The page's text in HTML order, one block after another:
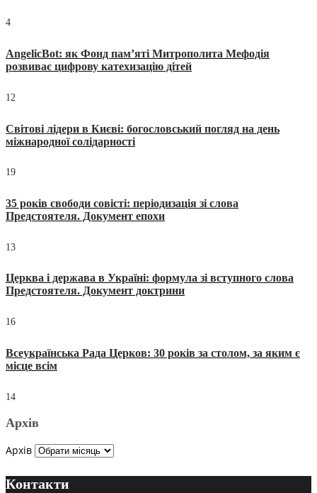
4
AngelicBot: як Фонд пам’яті Митрополита Мефодія
розвиває цифрову катехизацію дітей
12
Світові лідери в Києві: богословський погляд на день
міжнародної солідарності
19
35 років свободи совісті: періодизація зі слова
Предстоятеля. Документ епохи
13
Церква і держава в Україні: формула зі вступного слова
Предстоятеля. Документ доктрини
16
Всеукраїнська Рада Церков: 30 років за столом, за яким є
місце всім
14
Архів
Архів
Контакти